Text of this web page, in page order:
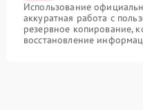
Использование
аккуратная работа с
резервное копирование,
восстановление